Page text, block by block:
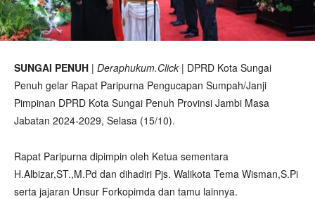
SUNGAI PENUH | Deraphukum.Click | DPRD Kota Sungai
Penuh gelar Rapat Paripurna Pengucapan Sumpah/Janji
Pimpinan DPRD Kota Sungai Penuh Provinsi Jambi Masa
Jabatan 2024-2029, Selasa (15/10).
Rapat Paripurna dipimpin oleh Ketua sementara
H.Albizar,ST.,M.Pd dan dihadiri Pjs. Walikota Tema Wisman,S.Pi
serta jajaran Unsur Forkopimda dan tamu lainnya.